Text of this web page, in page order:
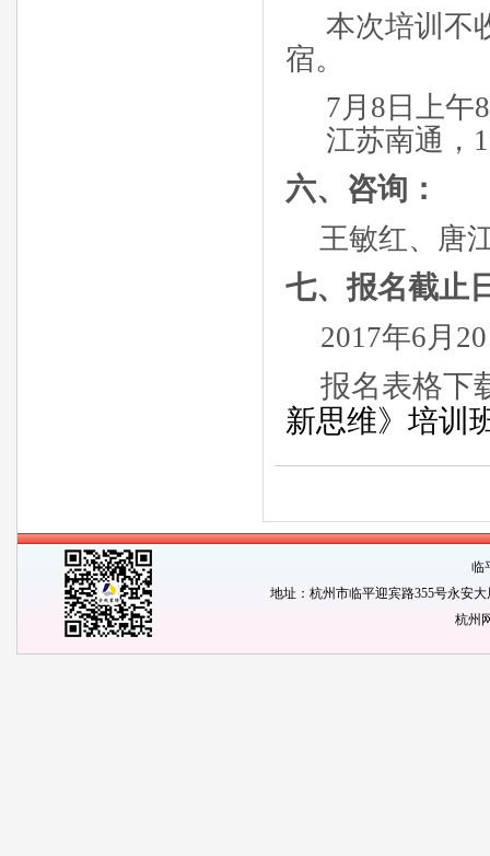
本次培训不
宿。
7月 8 日上午8
江苏南通，
六、咨询：
王敏红、唐
七、报名截止
2017年6月 20
报名表格下
新思维》培训
临
地址：杭州市临平迎宾路355号永安大
杭州